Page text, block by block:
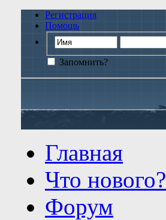
Регистрация
Помощь
Запомнить?
Главная
Что нового?
Форум